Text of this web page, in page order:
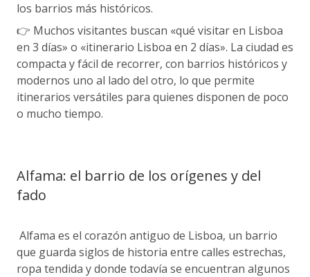
los barrios más históricos.
👉 Muchos visitantes buscan «qué visitar en Lisboa
en 3 días» o «itinerario Lisboa en 2 días». La ciudad es
compacta y fácil de recorrer, con barrios históricos y
modernos uno al lado del otro, lo que permite
itinerarios versátiles para quienes disponen de poco
o mucho tiempo.
Alfama: el barrio de los orígenes y del
fado
Alfama es el corazón antiguo de Lisboa, un barrio
que guarda siglos de historia entre calles estrechas,
ropa tendida y donde todavía se encuentran algunos